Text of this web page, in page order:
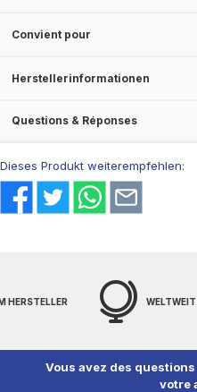
Convient pour
Herstellerinformationen
Questions & Réponses
Dieses Produkt weiterempfehlen:
HERSTELLER
Vous avez des
votre